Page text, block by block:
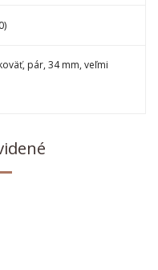
pár, 34 mm, veľmi